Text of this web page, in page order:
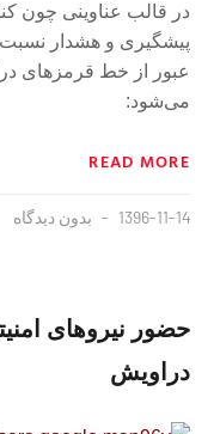
در قالب عناوینی چون
پیشگیری و هشدار نسبت
عبور از خط قرمزهای
می‌شود:
READ MORE
1396-11-14 بدون دیدگاه
حضور نیروهای
دراویش